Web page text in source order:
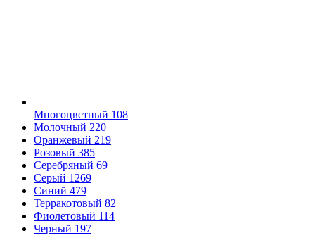
Многоцветный 108
Молочный 220
Оранжевый 219
Розовый 385
Серебряный 69
Серый 1269
Синий 479
Терракотовый 82
Фиолетовый 114
Черный 197